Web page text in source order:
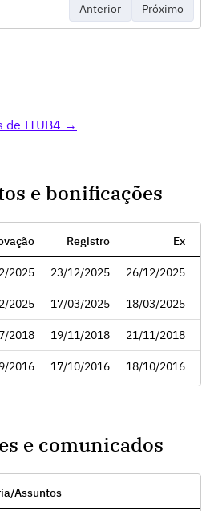
Anterior Próximo
de ITUB4 →
e bonificações
Registro Ex
2025 23/12/2025 26/12/2025
2025 17/03/2025 18/03/2025
2018 19/11/2018 21/11/2018
2016 17/10/2016 18/10/2016
e comunicados
Assuntos